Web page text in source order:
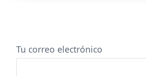
Tu correo electrónico